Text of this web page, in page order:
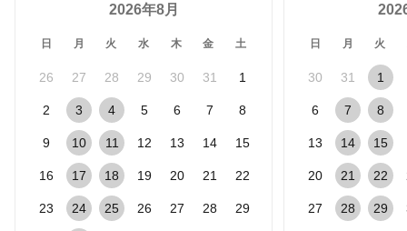
2026年8月
日 月 火 水 木 金 土
26 27 28 29 30 31 1
2 3 4 5 6 7 8
9 10 11 12 13 14 15
16 17 18 19 20 21 22
23 24 25 26 27 28 29
日 月 火
30 31 1
6 7 8
13 14 15
20 21 22
27 28 29